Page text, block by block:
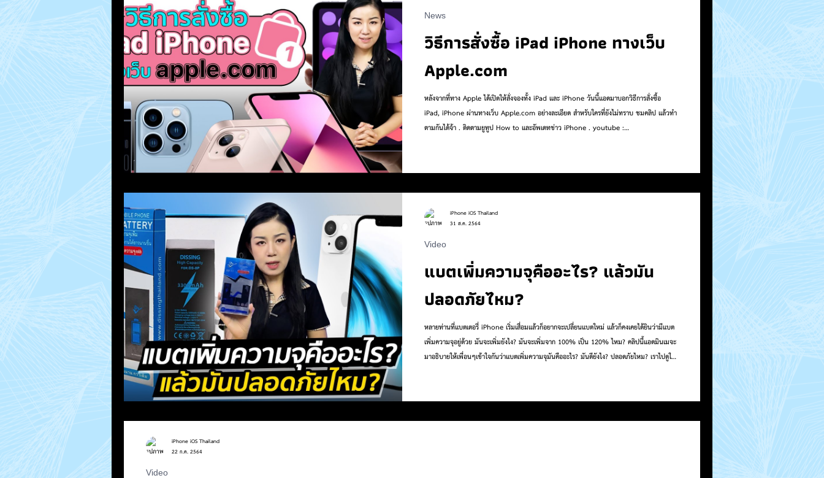
วิธีการสั่งซื้อ iPad iPhone ทางเว็บ
Apple.com
หลังจากที่ทาง Apple ได้เปิดให้สั่งจองทั้ง iPad และ iPhone วันนี้แอดมาบอกวิธีการสั่งซื้อ
iPad, iPhone ผ่านทางเว็บ Apple.com อย่างละเอียด สำหรับใครที่ยังไม่ทราบ ชมคลิป แล้วทำ
ตามกันได้จ้า . ติดตามยูทูป How to และอัพเดทข่าว iPhone . youtube :
https://www.iphoneiosthailand.com/ Twitter : https://twitter.com/iPhoneiOSth .
News
แบตเพิ่มความจุคืออะไร? แล้วมัน
ปลอดภัยไหม?
หลายท่านที่แบตเตอรี่ iPhone เริ่มเสื่อมแล้วก็อยากจะเปลี่ยนแบตใหม่ แล้วก็คงเคยได้ยินว่ามีแบต
เพิ่มความจุอยู่ด้วย มันจะเพิ่มยังไง? มันจะเพิ่มจาก 100% เป็น 120% ไหม? คลิปนี้แอดมินเมจะ
มาอธิบายให้เพื่อนๆเข้าใจกันว่าแบตเพิ่มความจุมันคืออะไร? มันดียังไง? ปลอดภัยไหม? เราไปดูใน
:https://www.instagram.com/iphoneiosthailand/ . เว็บไซต์:
Video
iPhone iOS Thailand
31 ส.ค. 2564
Video
iPhone iOS Thailand
22 ก.ค. 2564